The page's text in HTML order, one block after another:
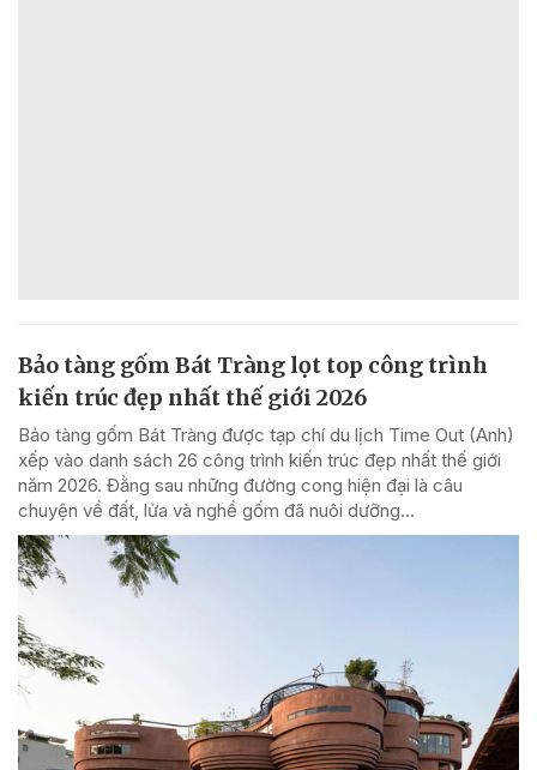
Bảo tàng gốm Bát Tràng lọt top công trình
kiến trúc đẹp nhất thế giới 2026
Bảo tàng gốm Bát Tràng được tạp chí du lịch Time Out (Anh)
xếp vào danh sách 26 công trình kiến trúc đẹp nhất thế giới
năm 2026. Đằng sau những đường cong hiện đại là câu
chuyện về đất, lửa và nghề gốm đã nuôi dưỡng...